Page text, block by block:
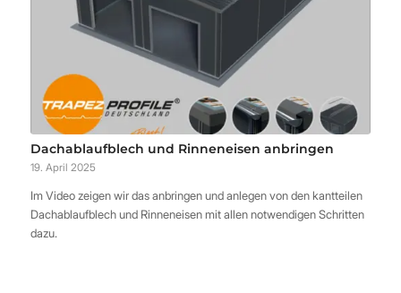
Dachablaufblech und Rinneneisen anbringen
19. April 2025
Im Video zeigen wir das anbringen und anlegen von den kantteilen
Dachablaufblech und Rinneneisen mit allen notwendigen Schritten
dazu.